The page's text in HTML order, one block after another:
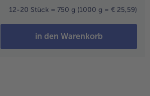
12-20 Stück = 750 g (1000 g = € 25,59)
in den Warenkorb